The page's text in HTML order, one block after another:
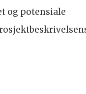
og potensiale